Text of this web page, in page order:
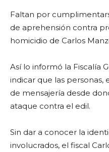
Faltan por
de aprehensión contra
homicidio de Carlos
Así lo informó la Fiscalía
indicar que las
de mensajería desde
ataque contra el edil.
Sin dar a conocer la
involucrados, el fiscal